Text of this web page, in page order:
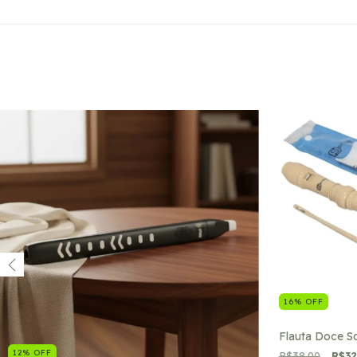
12% OFF
16% OFF
Flauta Doce